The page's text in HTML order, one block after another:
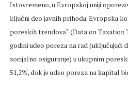
Istovremeno, u Evropskoj uniji
ključni deo javnih prihoda. Evropska
poreskih trendova“ (Data on Taxation
godini udeo poreza na rad (uključujući
socijalno osiguranje) u ukupnim
51,2%, dok je udeo poreza na kapital